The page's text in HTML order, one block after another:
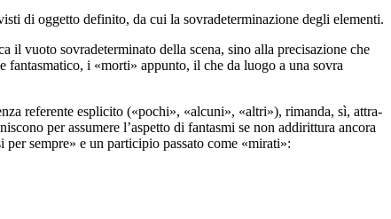
di oggetto definito, da cui la sovradeterminazione degli elementi.
vuoto sovradeterminato della scena, sino alla precisazione che
i «morti» appunto, il che da luogo a una sovra
referente esplicito («pochi», «alcuni», «altri»), rimanda, sì, attra­
per assumere l’aspetto di fantasmi se non addirittura ancora
sempre» e un participio passato come «mirati»: